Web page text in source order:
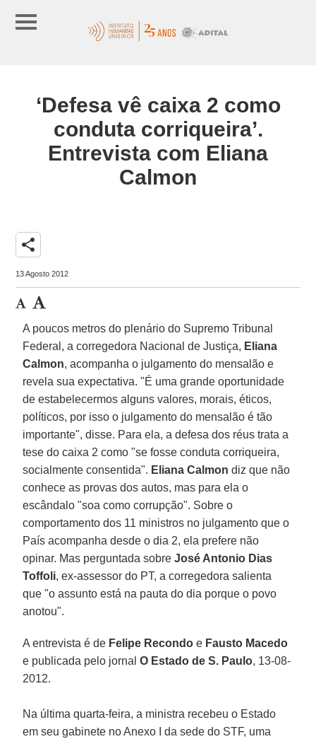
‘Defesa vê caixa 2 como
conduta corriqueira’.
Entrevista com Eliana
Calmon
share
13 Agosto 2012
A poucos metros do plenário do Supremo Tribunal
Federal, a corregedora Nacional de Justiça, Eliana
Calmon, acompanha o julgamento do mensalão e
revela sua expectativa. "É uma grande oportunidade
de estabelecermos alguns valores, morais, éticos,
políticos, por isso o julgamento do mensalão é tão
importante", disse. Para ela, a defesa dos réus trata a
tese do caixa 2 como "se fosse conduta corriqueira,
socialmente consentida". Eliana Calmondiz que não
conhece as provas dos autos, mas para ela o
escândalo "soa como corrupção". Sobre o
comportamento dos 11 ministros no julgamento que o
País acompanha desde o dia 2, ela prefere não
opinar. Mas perguntada sobreJosé Antonio Dias
Toffoli, ex-assessor do PT, a corregedora salienta
que "o assunto está na pauta do dia porque o povo
anotou".
A entrevista é de Felipe Recondo e Fausto Macedo
e publicada pelo jornalO Estado de S. Paulo, 13-08-
2012.
Na última quarta-feira, a ministra recebeu o Estado
em seu gabinete no Anexo I da sede do STF, uma